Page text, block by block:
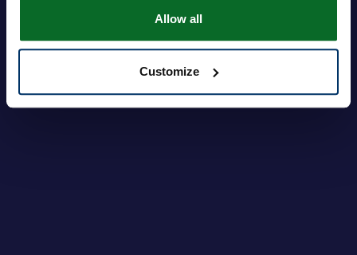
Allow all
Customize